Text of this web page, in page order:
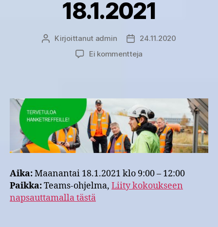
18.1.2021
Kirjoittaja
Kirjoittanut admin Julkaisupäivämäärä
24.11.2020
Ei kommentteja
Aika:Maanantai 18.1.2021 klo 9:00 – 12:00
Paikka:Teams-ohjelma, Liity kokoukseen
napsauttamalla tästä